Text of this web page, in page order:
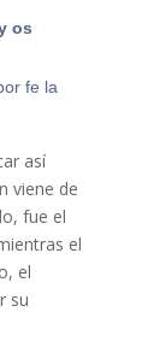
os
fe la
así
viene de
fue el
el
el
su